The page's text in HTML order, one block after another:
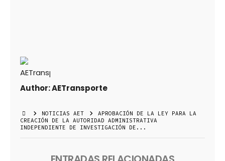
Author:AETransporte
NOTICIAS AET
APROBACIÓN DE LA LEY PARA LA
CREACIÓN DE LA AUTORIDAD ADMINISTRATIVA
INDEPENDIENTE DE INVESTIGACIÓN DE...